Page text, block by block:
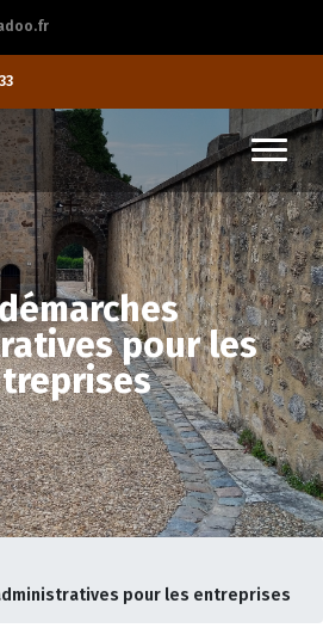
pour les
pour les entreprises